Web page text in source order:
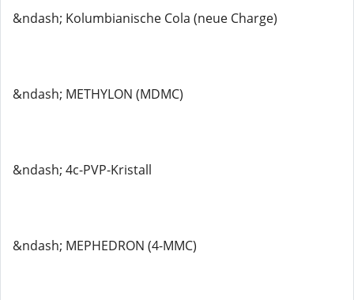
&ndash; Kolumbianische Cola (neue Charge)
&ndash; METHYLON (MDMC)
&ndash; 4c-PVP-Kristall
&ndash; MEPHEDRON (4-MMC)